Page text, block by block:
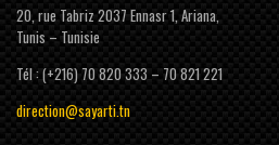
20, rue Tabriz 2037 Ennasr 1, Ariana,
Tunis – Tunisie
Tél : (+216) 70 820 333 – 70 821 221
direction@sayarti.tn